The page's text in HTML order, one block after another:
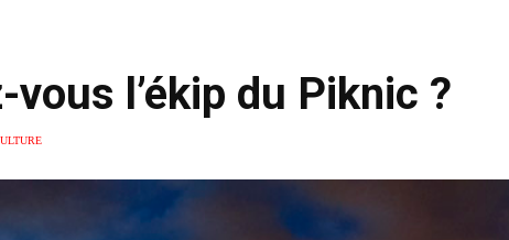
vous l’ékip du Piknic ?